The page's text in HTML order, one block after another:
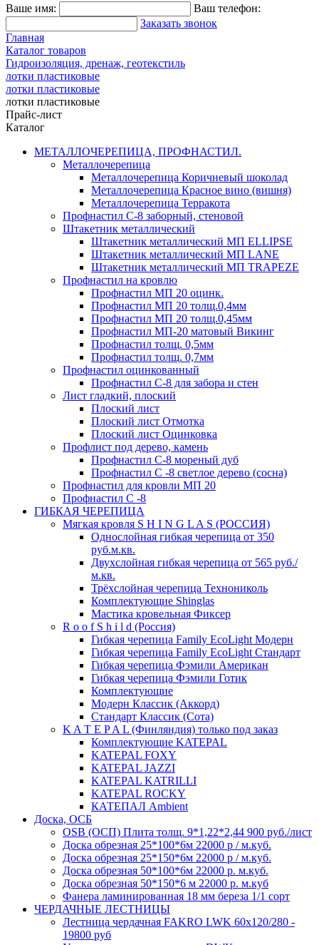
Ваше имя:
Ваш телефон:
Заказать звонок
Главная
Каталог товаров
Гидроизоляция, дренаж, геотекстиль
лотки пластиковые
лотки пластиковые
лотки пластиковые
Прайс-лист
Каталог
МЕТАЛЛОЧЕРЕПИЦА, ПРОФНАСТИЛ.
Металлочерепица
Металлочерепица Коричневый шоколад
Металлочерепица Красное вино (вишня)
Металлочерепица Терракота
Профнастил С-8 заборный, стеновой
Штакетник металлический
Штакетник металлический МП ELLIPSE
Штакетник металлический МП LАNE
Штакетник металлический МП TRAPEZE
Профнастил на кровлю
Профнастил МП 20 оцинк.
Профнастил МП 20 толщ.0,4мм
Профнастил МП 20 толщ.0,45мм
Профнастил МП-20 матовый Викинг
Профнастил толщ. 0,5мм
Профнастил толщ. 0,7мм
Профнастил оцинкованный
Профнастил С-8 для забора и стен
Лист гладкий, плоский
Плоский лист
Плоский лист Отмотка
Плоский лист Оцинковка
Профлист под дерево, камень
Профнастил С-8 мореный дуб
Профнастил С -8 светлое дерево (сосна)
Профнастил для кровли МП 20
Профнастил С -8
ГИБКАЯ ЧЕРЕПИЦА
Мягкая кровля S H I N G L A S (РОССИЯ)
Однослойная гибкая черепица от 350
руб.м.кв.
Двухслойная гибкая черепица от 565 руб./
м.кв.
Трёхслойная черепица Технониколь
Комплектующие Shinglas
Мастика кровельная Фиксер
R o o f S h i l d (Россия)
Гибкая черепица Family ЕсоLight Модерн
Гибкая черепица Family ЕсоLight Стандарт
Гибкая черепица Фэмили Американ
Гибкая черепица Фэмили Готик
Комплектующие
Модерн Классик (Аккорд)
Стандарт Классик (Сота)
K A T E P A L (Финляндия) только под заказ
Комплектующие KATEPAL
KATEPAL FOXY
KATEPAL JAZZI
KATEPAL KATRILLI
KATEPAL ROCKY
КАТЕПАЛ Ambient
Доска, ОСБ
OSB (ОСП) Плита толщ. 9*1,22*2,44 900 руб./лист
Доска обрезная 25*100*6м 22000 р / м.куб.
Доска обрезная 25*150*6м 22000 р / м.куб.
Доска обрезная 50*100*6м 22000 р. м.куб.
Доска обрезная 50*150*6 м 22000 р. м.куб
Фанера ламинированная 18 мм береза 1/1 сорт
ЧЕРДАЧНЫЕ ЛЕСТНИЦЫ
Лестница чердачная FAKRO LWK 60х120/280 -
19800 руб